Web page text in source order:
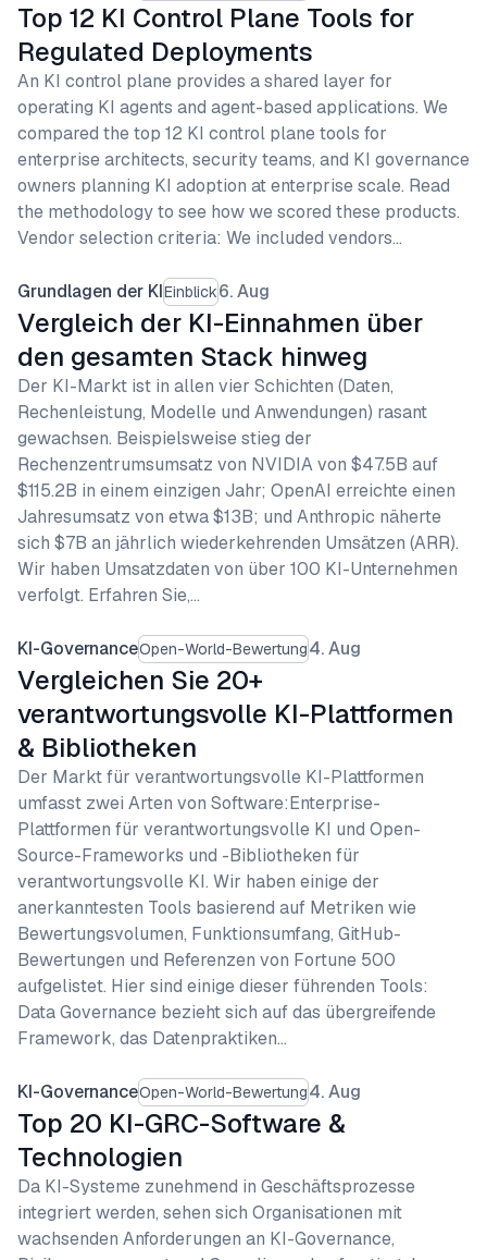
Top 12 KI Control Plane Tools for
Regulated Deployments
An KI control plane provides a shared layer for
operating KI agents and agent-based applications. We
compared the top 12 KI control plane tools for
enterprise architects, security teams, and KI governance
owners planning KI adoption at enterprise scale. Read
the methodology to see how we scored these products.
Vendor selection criteria: We included vendors…
Grundlagen der KIEinblick6. Aug
Vergleich der KI-Einnahmen über
den gesamten Stack hinweg
Der KI-Markt ist in allen vier Schichten (Daten,
Rechenleistung, Modelle und Anwendungen) rasant
gewachsen. Beispielsweise stieg der
Rechenzentrumsumsatz von NVIDIA von $47.5B auf
$115.2B in einem einzigen Jahr; OpenAI erreichte einen
Jahresumsatz von etwa $13B; und Anthropic näherte
sich $7B an jährlich wiederkehrenden Umsätzen (ARR).
Wir haben Umsatzdaten von über 100 KI-Unternehmen
verfolgt. Erfahren Sie,…
KI-GovernanceOpen-World-Bewertung4. Aug
Vergleichen Sie 20+
verantwortungsvolle KI-Plattformen
& Bibliotheken
Der Markt für verantwortungsvolle KI-Plattformen
umfasst zwei Arten von Software:Enterprise-
Plattformen für verantwortungsvolle KI und Open-
Source-Frameworks und -Bibliotheken für
verantwortungsvolle KI. Wir haben einige der
anerkanntesten Tools basierend auf Metriken wie
Bewertungsvolumen, Funktionsumfang, GitHub-
Bewertungen und Referenzen von Fortune 500
aufgelistet. Hier sind einige dieser führenden Tools:
Data Governance bezieht sich auf das übergreifende
Framework, das Datenpraktiken…
KI-GovernanceOpen-World-Bewertung4. Aug
Top 20 KI-GRC-Software &
Technologien
Da KI-Systeme zunehmend in Geschäftsprozesse
integriert werden, sehen sich Organisationen mit
wachsenden Anforderungen an KI-Governance,